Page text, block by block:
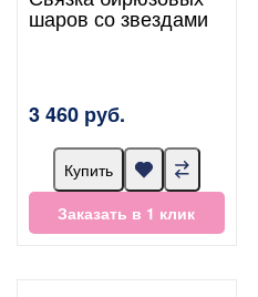
шаров со звездами
3 460 руб.
Купить
Заказать в 1 клик